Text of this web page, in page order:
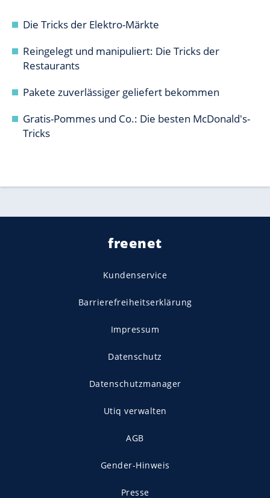
Die Tricks der Elektro-Märkte
Reingelegt und manipuliert: Die Tricks der
Restaurants
Pakete zuverlässiger geliefert bekommen
Gratis-Pommes und Co.: Die besten McDonald's-
Tricks
freenet
Kundenservice
Barrierefreiheitserklärung
Impressum
Datenschutz
Datenschutzmanager
Utiq verwalten
AGB
Gender-Hinweis
Presse